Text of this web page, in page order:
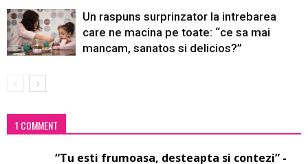
Un raspuns surprinzator la intrebarea
care ne macina pe toate: “ce sa mai
mancam, sanatos si delicios?”
1 COMMENT
“Tu esti frumoasa, desteapta si contezi” -